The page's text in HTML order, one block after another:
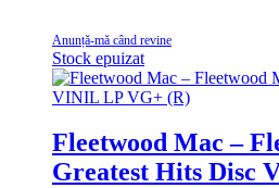
Anunță-mă când revine
Stock epuizat
Fleetwood Mac –
Greatest Hits Disc VINIL LP VG+